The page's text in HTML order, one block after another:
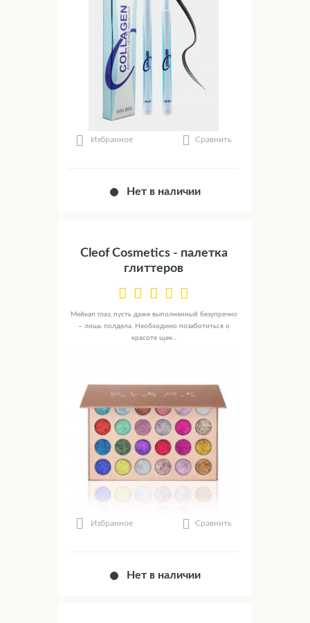
Избранное Сравнить
Нет в наличии
Cleof Cosmetics - палетка
глиттеров
Мейкап глаз, пусть даже выполненный безупречно
– лишь полдела. Необходимо позаботиться о
красоте щек...
Избранное Сравнить
Нет в наличии